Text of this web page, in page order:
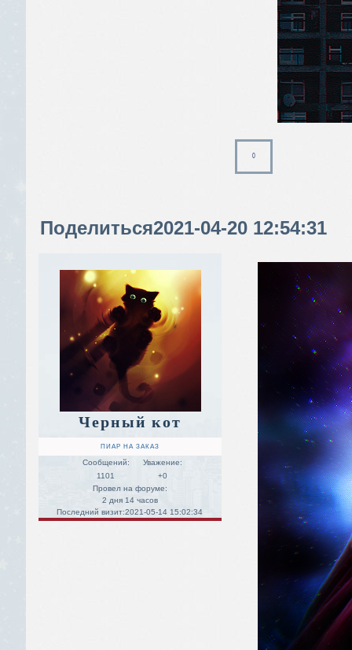
0
Поделиться2021-04-20 12:54:31
Черный кот
ПИАР НА ЗАКАЗ
Сообщений:
1101
Уважение:
+0
Провел на форуме:
2 дня 14 часов
Последний визит:2021-05-14 15:02:34